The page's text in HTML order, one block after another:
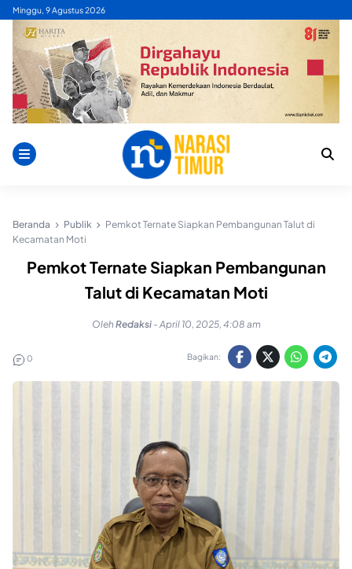
Skip
content
Minggu, 9 Agustus 2026
Beranda Publik
Pemkot Ternate Siapkan Pembangunan Talut di
Kecamatan Moti
Pemkot Ternate Siapkan Pembangunan
Talut di Kecamatan Moti
OlehRedaksi - April 10, 2025, 4:08 am
0 Bagikan: